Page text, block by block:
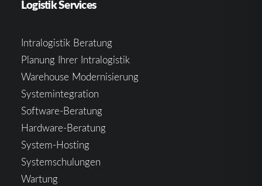
Logistik Services
Intralogistik Beratung
Planung Ihrer Intralogistik
Warehouse Modernisierung
Systemintegration
Software-Beratung
Hardware-Beratung
System-Hosting
Systemschulungen
Wartung